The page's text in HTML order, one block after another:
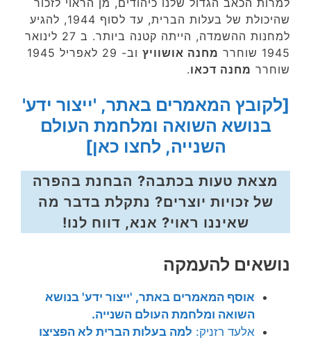
למרות הכאב הגדול שלנו כיהודים, מן הראוי לזכור
שהיכולת של בעלות הברית, עד לסוף 1944, להגיע
למחנות ההשמדה, הייתה קטנה ביותר. ב 27 לינואר
1945 שוחרר
מחנה אושוויץ
וב- 29 לאפריל 1945
שוחרר מחנה דכאו.
[לקובץ המאמרים באתר, 'ייצור ידע'
בנושא השואה ומלחמת העולם
השנייה, לחצו כאן]
מצאת טעות בכתבה? הבחנת בהפרה
של זכויות יוצרים? נתקלת בדבר מה
שאיננו ראוי? אנא, דווח לנו!
נושאים להעמקה
אוסף המאמרים באתר, 'ייצור ידע' בנושא
השואה ומלחמת העולם השנייה.
אלעד רזניק: למה בעלות הברית לא הפציצו